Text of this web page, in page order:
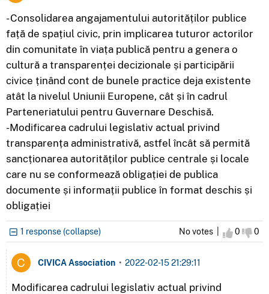
- Consolidarea angajamentului autorităților publice
față de spațiul civic, prin implicarea tuturor actorilor
din comunitate în viața publică pentru a genera o
cultură a transparenței decizionale și participării
civice ținând cont de bunele practice deja existente
atât la nivelul Uniunii Europene, cât și în cadrul
Parteneriatului pentru Guvernare Deschisă.
-Modificarea cadrului legislativ actual privind
transparența administrativă, astfel încât să permită
sancționarea autorităților publice centrale și locale
care nu se conformează obligației de publica
documente și informații publice în format deschis și
obligației
No votes | I agree
0 I
0
1 response (collapse)
CIVICA Association • 2022-02-15 21:29:11
Modificarea cadrului legislativ actual privind